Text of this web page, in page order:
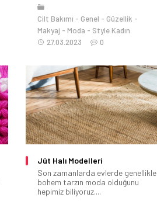
Cilt Bakımı Genel
Güzellik
Makyaj
Moda
Style Kadın
27.03.2023
0
Jüt Halı Modelleri
Son zamanlarda evlerde genellikle
bohem tarzın moda olduğunu
hepimiz biliyoruz....